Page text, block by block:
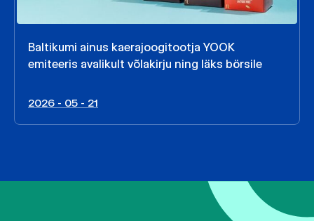
Baltikumi ainus kaerajoogitootja YOOK
emiteeris avalikult võlakirju ning läks börsile
2026 - 05 - 21